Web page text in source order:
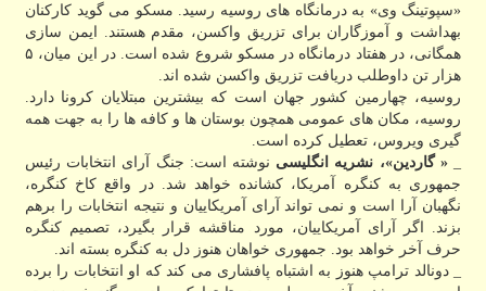
«سپوتینگ وی» به درمانگاه های روسیه رسید. مسکو می گوید کارکنان
بهداشت و آموزگاران برای تزریق واکسن، مقدم هستند. ایمن سازی
همگانی، در هفتاد درمانگاه در مسکو شروع شده است. در این میان، ۵
هزار تن داوطلب دریافت تزریق واکسن شده اند.
روسیه، چهارمین کشور جهان است که بیشترین مبتلایان کرونا دارد.
روسیه، مکان های عمومی همچون بوستان ها و کافه ها را به جهت همه
گیری ویروس، تعطیل کرده است.
_« گاردین»، نشریه انگلیسی نوشته است: جنگ آرای انتخابات رئیس
جمهوری به کنگره آمریکا، کشانده خواهد شد. در واقع کاخ کنگره،
نگهبان آرا است و نمی تواند آرای آمریکاییان و نتیجه انتخابات را برهم
بزند. اگر آرای آمریکاییان، مورد مناقشه قرار بگیرد، تصمیم کنگره
حرف آخر خواهد بود. جمهوری خواهان هنوز دل به کنگره بسته اند.
_ دونالد ترامپ هنوز به اشتباه پافشاری می کند که او انتخابات را برده